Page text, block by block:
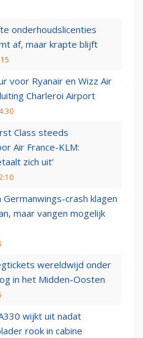
onderhoudslicenties
af, maar krapte blijft
voor Ryanair en Wizz Air
Charleroi Airport
Class steeds
Air France-KLM:
zich uit’
crash klagen
maar vangen mogelijk
wereldwijd onder
in het Midden-Oosten
wijkt uit nadat
rook in cabine